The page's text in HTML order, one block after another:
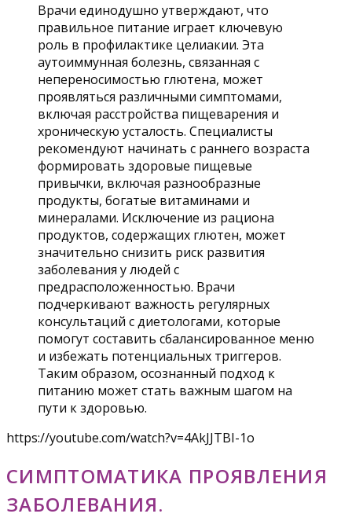
Врачи единодушно утверждают, что
правильное питание играет ключевую
роль в профилактике целиакии. Эта
аутоиммунная болезнь, связанная с
непереносимостью глютена, может
проявляться различными симптомами,
включая расстройства пищеварения и
хроническую усталость. Специалисты
рекомендуют начинать с раннего возраста
формировать здоровые пищевые
привычки, включая разнообразные
продукты, богатые витаминами и
минералами. Исключение из рациона
продуктов, содержащих глютен, может
значительно снизить риск развития
заболевания у людей с
предрасположенностью. Врачи
подчеркивают важность регулярных
консультаций с диетологами, которые
помогут составить сбалансированное меню
и избежать потенциальных триггеров.
Таким образом, осознанный подход к
питанию может стать важным шагом на
пути к здоровью.
https://youtube.com/watch?v=4AkJJTBI-1o
СИМПТОМАТИКА ПРОЯВЛЕНИЯ
ЗАБОЛЕВАНИЯ.